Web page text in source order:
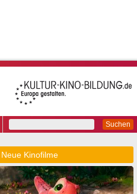
Suchen
Neue Kinofilme